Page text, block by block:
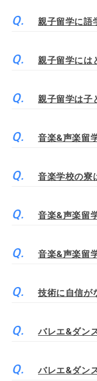
親子留学に語
親子留学には
親子留学は子
音楽&声楽留
音楽学校の寮
音楽&声楽留
音楽&声楽留
技術に自信が
バレエ&ダン
バレエ&ダン